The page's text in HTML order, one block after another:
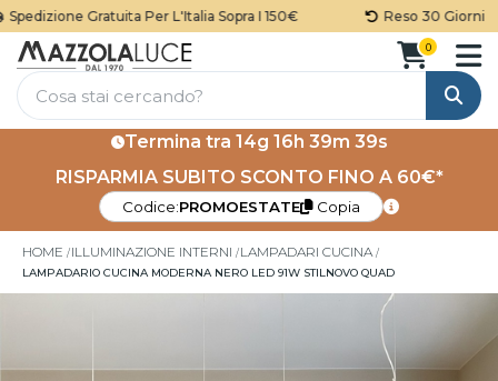
Gratuita Per L'Italia Sopra I 150€ Reso 30 Giorni
Cerca
0
Termina tra 14g 16h 39m 38s
RISPARMIA SUBITO SCONTO FINO A 60€*
Codice:PROMOESTATE Copia
HOME ILLUMINAZIONE INTERNI LAMPADARI CUCINA
LAMPADARIO CUCINA MODERNA NERO LED 91W STILNOVO QUAD